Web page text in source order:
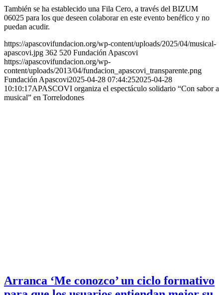
También se ha establecido una Fila Cero, a través del BIZUM
06025 para los que deseen colaborar en este evento benéfico y no
puedan acudir.
https://apascovifundacion.org/wp-content/uploads/2025/04/musical-
apascovi.jpg 362 520 Fundación Apascovi
https://apascovifundacion.org/wp-
content/uploads/2013/04/fundacion_apascovi_transparente.png
Fundación Apascovi2025-04-28 07:44:252025-04-28
10:10:17APASCOVI organiza el espectáculo solidario “Con sabor a
musical” en Torrelodones
Arranca ‘Me conozco’ un ciclo formativo